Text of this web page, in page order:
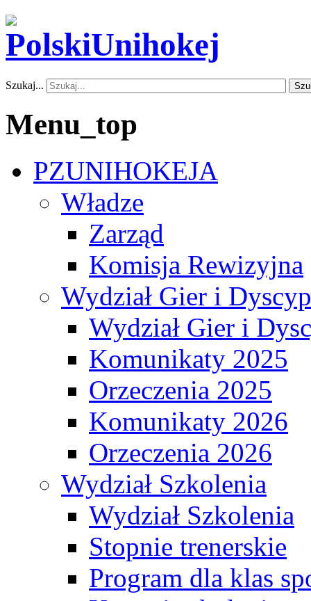
Szukaj...
Menu_top
PZUNIHOKEJA
Władze
Zarząd
Komisja Rewizyjna
Wydział Gier i
Wydział Gier i
Komunikaty 2025
Orzeczenia 2025
Komunikaty 2026
Orzeczenia 2026
Wydział Szkolenia
Wydział Szkolenia
Stopnie trenerskie
Program dla klas